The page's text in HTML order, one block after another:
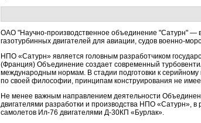
ОАО "Научно-производственное объединение "Сатурн" —
газотурбинных двигателей для авиации, судов военно-
НПО «Сатурн» является головным разработчиком
(Франция) Объединение создает современный
международным нормам. В стадии подготовки к серийному
по своей философии, принципам конструирования не
Не менее важным направлением деятельности
двигателями разработки и производства НПО «Сатурн»,
самолетов Ил-76 двигателями Д-30КП «Бурлак».